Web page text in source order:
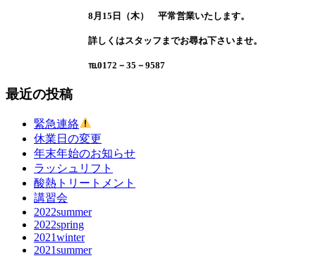
8月15日（木） 平常営業いたします。
詳しくはスタッフまでお尋ね下さいませ。
℡0172－35－9587
最近の投稿
緊急連絡
休業日の変更
年末年始のお知らせ
ラッシュリフト
酸熱トリートメント
講習会
2022summer
2022spring
2021winter
2021summer